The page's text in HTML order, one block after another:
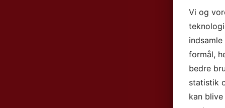
Vi og
formål,
bedre
statistik
kan